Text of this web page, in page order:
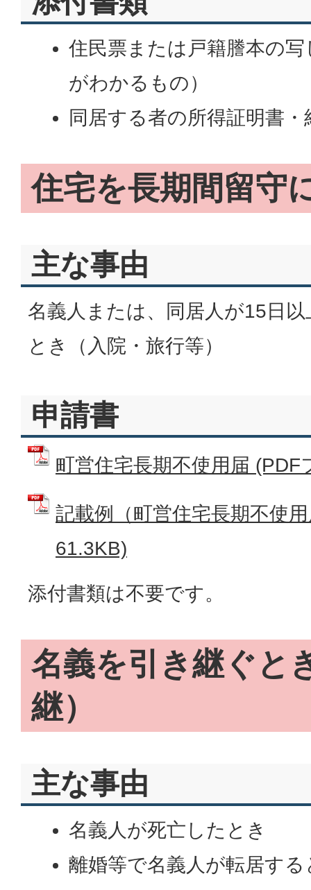
住民票または戸籍謄本の
がわかるもの）
同居する者の所得証明書・
住宅を長期間留守
主な事由
名義人または、同居人が15日
とき（入院・旅行等）
申請書
町営住宅長期不使用届
記載例（町営住宅長期不使
61.3KB)
添付書類は不要です。
名義を引き継ぐと
継）
主な事由
名義人が死亡したとき
離婚等で名義人が転居する